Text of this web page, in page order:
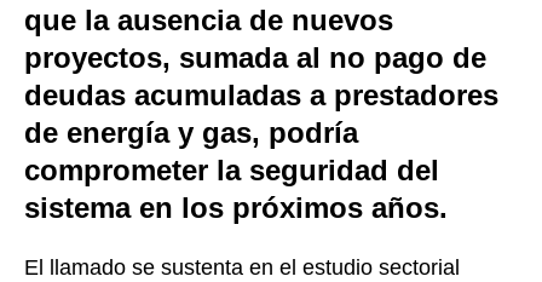
que la ausencia de nuevos
proyectos, sumada al no pago de
deudas acumuladas a prestadores
de energía y gas, podría
comprometer la seguridad del
sistema en los próximos años.
El llamado se sustenta en el estudio sectorial